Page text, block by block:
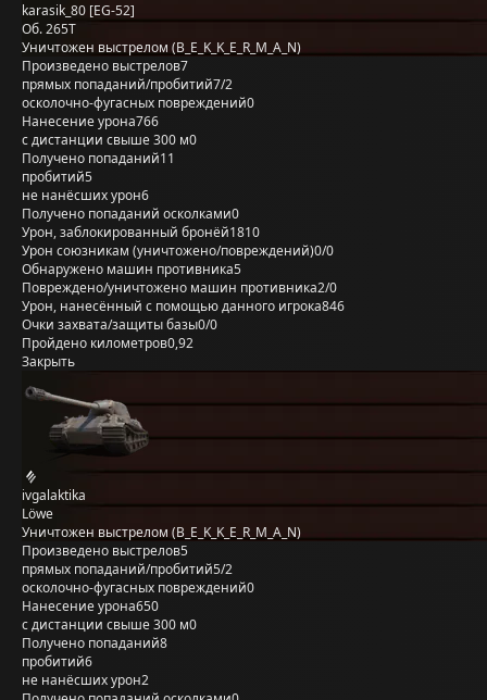
karasik_80 [EG-52]
Об. 265Т
Уничтожен выстрелом (B_E_K_K_E_R_M_A_N)
Произведено выстрелов7
прямых попаданий/пробитий7/2
осколочно-фугасных повреждений0
Нанесение урона766
с дистанции свыше 300 м0
Получено попаданий11
пробитий5
не нанёсших урон6
Получено попаданий осколками0
Урон, заблокированный бронёй1810
Урон союзникам (уничтожено/повреждений)0/0
Обнаружено машин противника5
Повреждено/уничтожено машин противника2/0
Урон, нанесённый с помощью данного игрока846
Очки захвата/защиты базы0/0
Пройдено километров0,92
Закрыть
ivgalaktika
Löwe
Уничтожен выстрелом (B_E_K_K_E_R_M_A_N)
Произведено выстрелов5
прямых попаданий/пробитий5/2
осколочно-фугасных повреждений0
Нанесение урона650
с дистанции свыше 300 м0
Получено попаданий8
пробитий6
не нанёсших урон2